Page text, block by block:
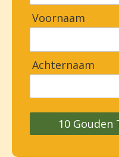
Voornaam
Achternaam
10